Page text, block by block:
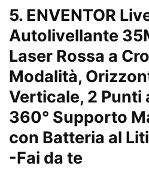
5. ENVENTOR
Autolivellante
Laser Rossa a
Modalità,
Verticale, 2 Punti
360° Supporto
con Batteria al
-Fai da te